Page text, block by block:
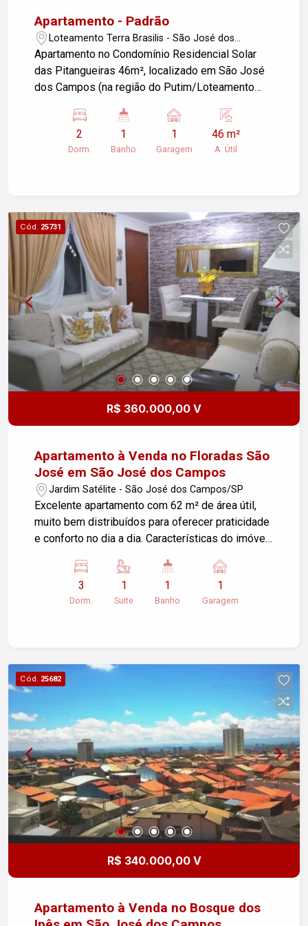
Apartamento - Padrão
Loteamento Terra Brasilis - São José dos
Campos/SP
Apartamento no Condomínio Residencial Solar
das Pitangueiras 46m², localizado em São José
dos Campos (na região do Putim/Loteamento
Área: 46m² (próximo a Tamoios, Carvalho Pinto e
ao Anel Viário Av. Mário Covas).
2
Dorm.
1
Banho
1
Garagem
46 m²
A. Útil
Cód. 25731
R$ 360.000,00 V
Apartamento à Venda no Floradas São
José em São José dos Campos
Jardim Satélite - São José dos Campos/SP
Excelente apartamento com 62 m² de área útil,
muito bem distribuídos para oferecer praticidade
e conforto no dia a dia. Características do imóvel:
1 suíte Banheiro social Sala bem iluminada
Cozinha com armário planejado Área de serviço
integrada Sol da manhã, garantindo ambientes
shopping, restaurantes e fácil acesso às
principais vias da cidade. Uma ótima opção para
com praticidade e qualidade de vida. Agende já a
sua visita e conheça este excelente imóvel!
Imobiliária Nova Freitas, seu sonho começa aqui!
3
Dorm.
1
Suite
1
Banho
1
Garagem
Cód. 25682
R$ 340.000,00 V
Apartamento à Venda no Bosque dos